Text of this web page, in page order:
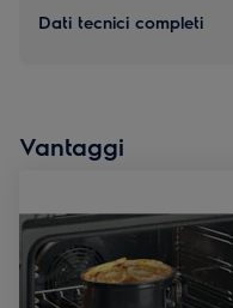
Dati tecnici completi
Vantaggi